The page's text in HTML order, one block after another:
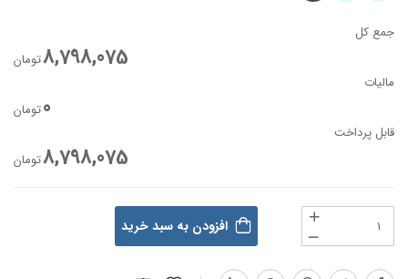
جمع کل
8,798,075تومان
مالیات
0تومان
قابل پرداخت
8,798,075تومان
افزودن به سبد خرید